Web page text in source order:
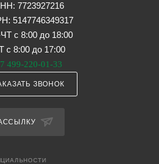
7723927216
5147746349317
с 8:00 до 18:00
с 8:00 до 17:00
499-220-01-33
ЗВОНОК